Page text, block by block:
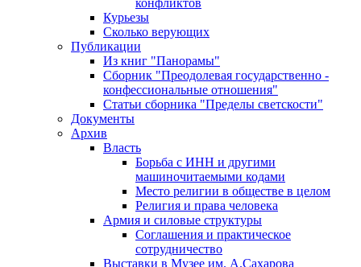
конфликтов
Курьезы
Сколько верующих
Публикации
Из книг "Панорамы"
Сборник "Преодолевая государственно -
конфессиональные отношения"
Статьи сборника "Пределы светскости"
Документы
Архив
Власть
Борьба с ИНН и другими
машиночитаемыми кодами
Место религии в обществе в целом
Религия и права человека
Армия и силовые структуры
Соглашения и практическое
сотрудничество
Выставки в Музее им. А.Сахарова